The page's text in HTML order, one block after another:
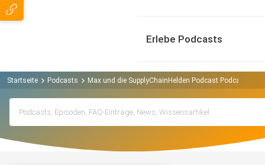
Erlebe Podcasts
Startseite Podcasts Max und die SupplyChainHelden Podcast Podcast